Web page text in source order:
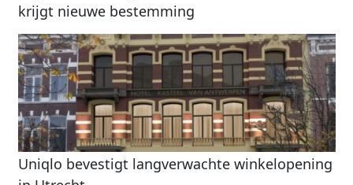
krijgt nieuwe bestemming
Uniqlo bevestigt langverwachte winkelopening